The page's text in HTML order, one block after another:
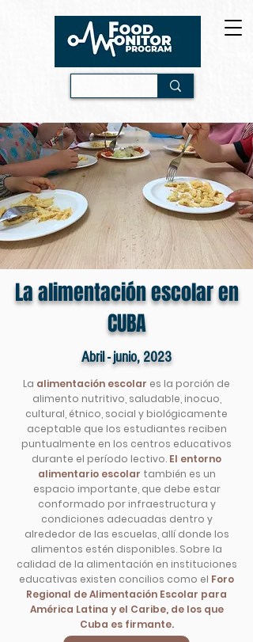
La alimentación escolar en
CUBA
Abril - junio, 2023
La alimentación escolar es la porción de
alimento nutritivo, saludable, inocuo,
cultural, étnico, social y biológicamente
aceptable que los estudiantes reciben
puntualmente en los centros educativos
durante el período lectivo. El entorno
alimentario escolar también es un
espacio importante, que debe estar
conformado por infraestructura y
condiciones adecuadas dentro y
alrededor de las escuelas, allí donde los
alimentos estén disponibles. Sobre la
calidad de la alimentación en instituciones
educativas existen concilios como el Foro
Regional de Alimentación Escolar para
América Latina y el Caribe, de los que
Cuba es firmante.